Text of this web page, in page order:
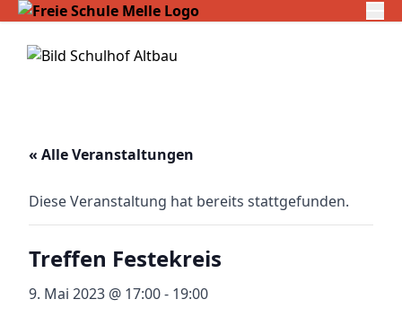
« Alle Veranstaltungen
Diese Veranstaltung hat bereits stattgefunden.
Treffen Festekreis
9. Mai 2023 @ 17:00- 19:00